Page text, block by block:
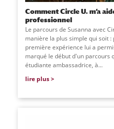
Comment Circle U. m’a
professionnel
Le parcours de Susanna avec
manière la plus simple qui soit
première expérience lui a
marqué le début d'un parcours
étudiante ambassadrice, à...
lire plus